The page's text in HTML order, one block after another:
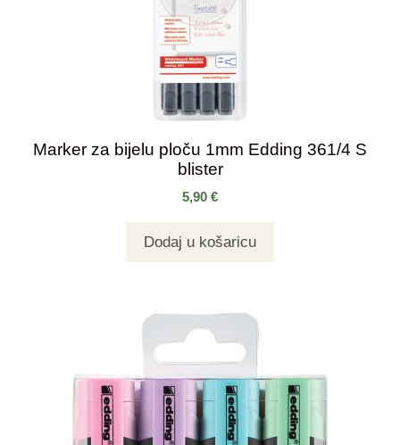
Marker za bijelu ploču 1mm Edding 361/4 S
blister
5,90 €
Dodaj u košaricu